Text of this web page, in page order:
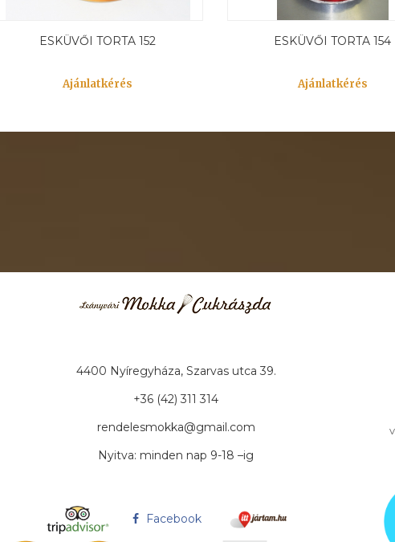
ESKÜVŐI TORTA 152
Ajánlatkérés
ESKÜVŐI TORTA 154
Ajánlatkérés
4400 Nyíregyháza, Szarvas utca 39.
+36 (42) 311 314
rendelesmokka@gmail.com
Nyitva: minden nap 9-18 –ig
Facebook